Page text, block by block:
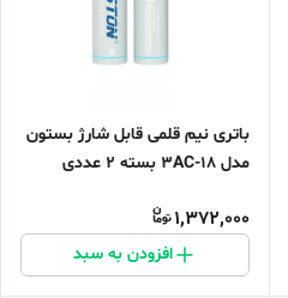
باتری نیم قلمی قابل شارژ بستون
مدل 3AC-18 بسته ۲ عددی
1,372,000
افزودن به سبد